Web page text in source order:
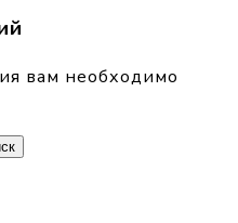
вам необходимо